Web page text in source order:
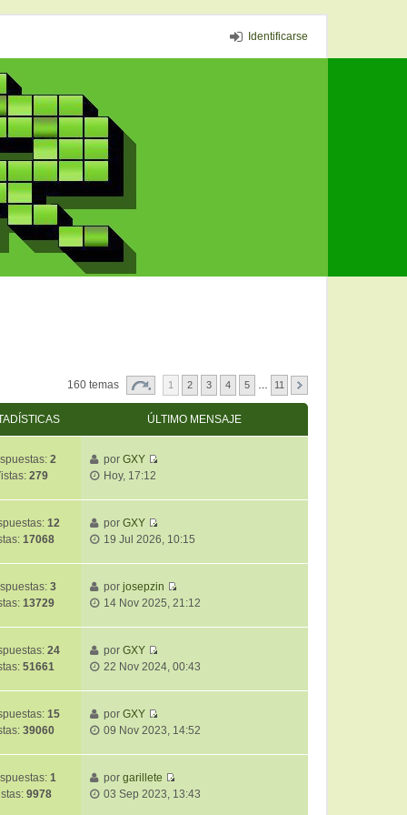
Identificarse
160 temas 1 2 3 4 5 11
ÚLTIMO MENSAJE
2
279
porGXY
r
l
m
o
s
Hoy, 17:12
12
17068
porGXY
V
r
ú
l
o
s
e
19 Jul 2026, 10:15
3
13729
porjosepzin
V
r
l
o
s
14 Nov 2025, 21:12
24
51661
porGXY
V
r
l
m
o
22 Nov 2024, 00:43
15
39060
porGXY
V
r
ú
l
09 Nov 2023, 14:52
1
9978
porgarillete
V
03 Sep 2023, 13:43